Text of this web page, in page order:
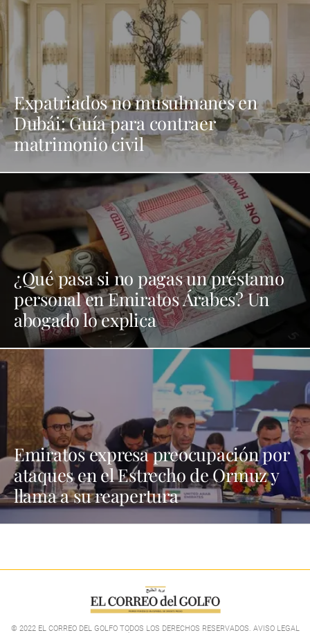
Expatriados no musulmanes en
Dubái: Guía para contraer
matrimonio civil
¿Qué pasa si no pagas un préstamo
personal en Emiratos Árabes? Un
abogado lo explica
Emiratos expresa preocupación por
ataques en el Estrecho de Ormuz y
llama a su reapertura
© 2022 EL CORREO DEL GOLFO TODOS LOS DERECHOS RESERVADOS. AVISO LEGAL